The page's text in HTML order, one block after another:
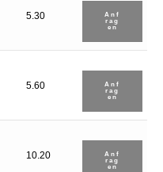
5.30
Anf
Rag
En
5.60
Anf
Rag
En
10.20
Anf
Rag
En